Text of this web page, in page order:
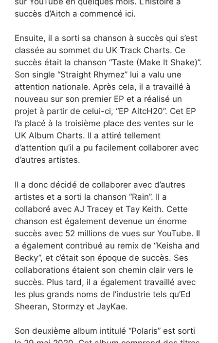
succès d’Aitch a commencé ici.
Ensuite, il a sorti sa chanson à succès qui s’est
classée au sommet du UK Track Charts. Ce
succès était la chanson “Taste (Make It Shake)”.
Son single “Straight Rhymez” lui a valu une
attention nationale. Après cela, il a travaillé à
nouveau sur son premier EP et a réalisé un
projet à partir de celui-ci, “EP AitcH20”. Cet EP
l’a placé à la troisième place des ventes sur le
UK Album Charts. Il a attiré tellement
d’attention qu’il a pu facilement collaborer avec
d’autres artistes.
Il a donc décidé de collaborer avec d’autres
artistes et a sorti la chanson “Rain”. Il a
collaboré avec AJ Tracey et Tay Keith. Cette
chanson est également devenue un énorme
succès avec 52 millions de vues sur YouTube. Il
a également contribué au remix de “Keisha and
Becky”, et c’était son époque de succès. Ses
collaborations étaient son chemin clair vers le
succès. Plus tard, il a également travaillé avec
les plus grands noms de l’industrie tels qu’Ed
Sheeran, Stormzy et JayKae.
Son deuxième album intitulé “Polaris” est sorti